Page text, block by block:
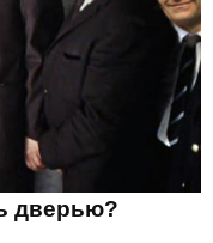
дверью?